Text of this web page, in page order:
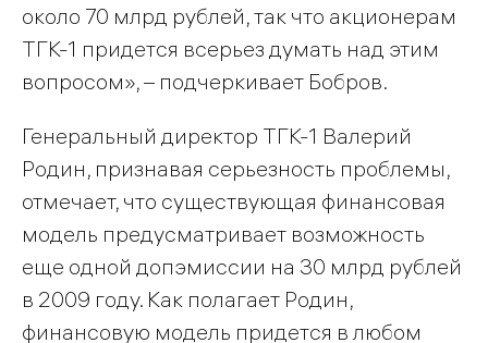
около 70 млрд рублей, так что акционерам
ТГК-1 придется всерьез думать над этим
вопросом», – подчеркивает Бобров.
Генеральный директор ТГК-1 Валерий
Родин, признавая серьезность проблемы,
отмечает, что существующая финансовая
модель предусматривает возможность
еще одной допэмиссии на 30 млрд рублей
в 2009 году. Как полагает Родин,
финансовую модель придется в любом